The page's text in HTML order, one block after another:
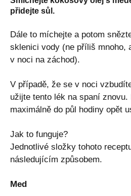
přidejte sůl.
Dále to míchejte a potom
sklenici vody (ne příliš mnoho,
v noci na záchod).
V případě, že se v noci
užijte tento lék na spaní znovu.
maximálně do půl hodiny opět
Jak to funguje?
Jednotlivé složky tohoto
následujícím způsobem.
Med